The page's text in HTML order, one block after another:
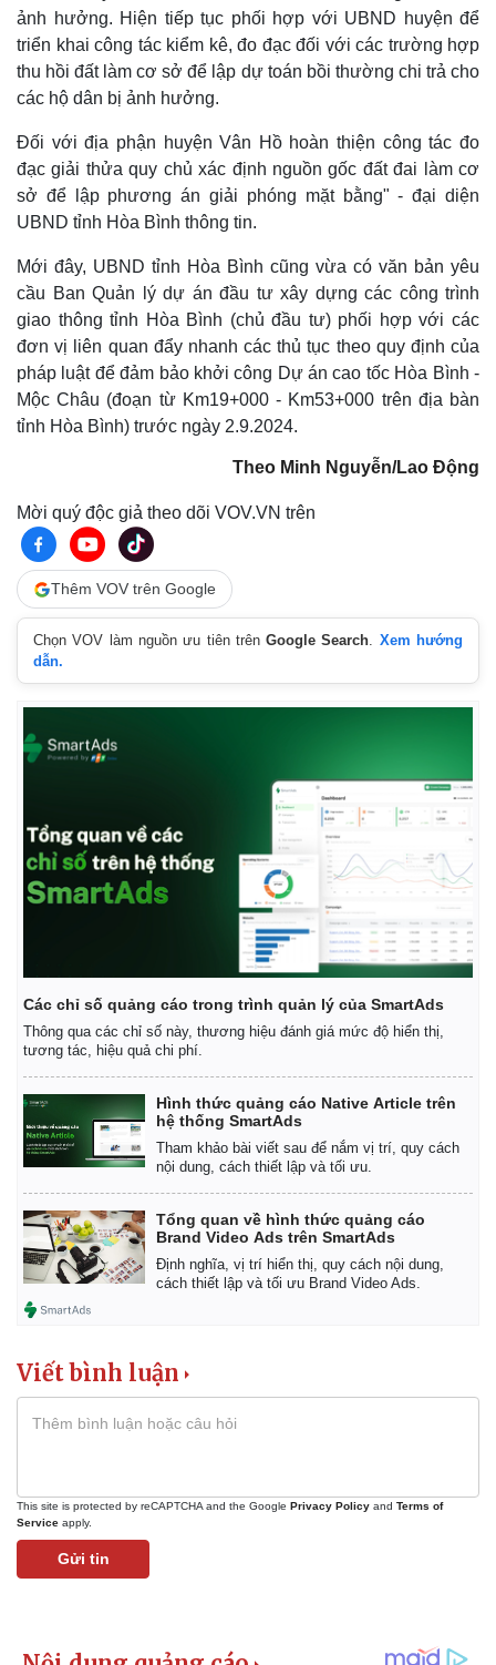
Giá cà phê
Pháp luật
Vụ án
Tư vấn luật
Quân sự - Quốc phòng
Vũ khí
Việt Nam
ảnh hưởng. Hiện tiếp tục phối hợp với UBND huyện để
triển khai công tác kiểm kê, đo đạc đối với các trường hợp
thu hồi đất làm cơ sở để lập dự toán bồi thường chi trả cho
các hộ dân bị ảnh hưởng.
Đối với địa phận huyện Vân Hồ hoàn thiện công tác đo
đạc giải thửa quy chủ xác định nguồn gốc đất đai làm cơ
sở để lập phương án giải phóng mặt bằng" - đại diện
UBND tỉnh Hòa Bình thông tin.
Mới đây, UBND tỉnh Hòa Bình cũng vừa có văn bản yêu
cầu Ban Quản lý dự án đầu tư xây dựng các công trình
giao thông tỉnh Hòa Bình (chủ đầu tư) phối hợp với các
đơn vị liên quan đẩy nhanh các thủ tục theo quy định của
pháp luật để đảm bảo khởi công Dự án cao tốc Hòa Bình -
Mộc Châu (đoạn từ Km19+000 - Km53+000 trên địa bàn
tỉnh Hòa Bình) trước ngày 2.9.2024.
Theo Minh Nguyễn/Lao Động
Mời quý độc giả theo dõi VOV.VN trên
Thêm VOV trên Google
Chọn VOV làm nguồn ưu tiên trênGoogle Search. Xem hướng
dẫn.
Các chỉ số quảng cáo trong trình quản lý của SmartAds
Thông qua các chỉ số này, thương hiệu đánh giá mức độ hiển thị,
tương tác, hiệu quả chi phí.
Hình thức quảng cáo Native Article trên
hệ thống SmartAds
Tham khảo bài viết sau để nắm vị trí, quy cách
nội dung, cách thiết lập và tối ưu.
Tổng quan về hình thức quảng cáo
Brand Video Ads trên SmartAds
Định nghĩa, vị trí hiển thị, quy cách nội dung,
cách thiết lập và tối ưu Brand Video Ads.
Viết bình luận
This site is protected by reCAPTCHA and the Google Privacy Policy and Terms of
Service apply.
Gửi tin